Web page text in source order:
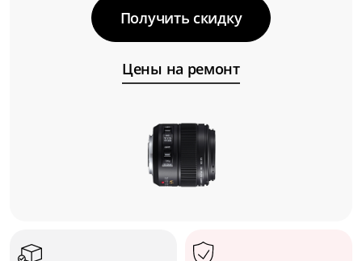
Получить скидку
Цены на ремонт